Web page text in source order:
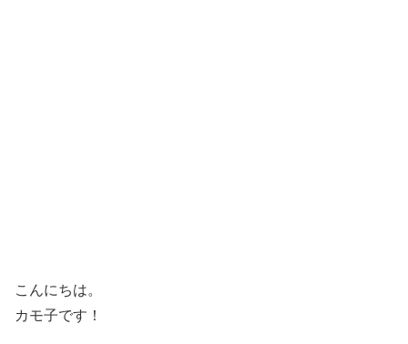
こんにちは。
カモ子です！